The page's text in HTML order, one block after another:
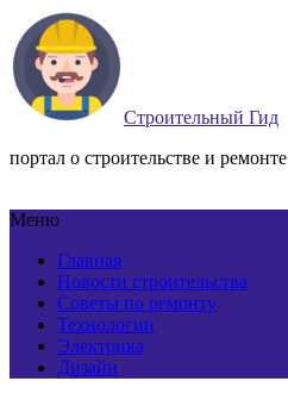
Строительный Гид
портал о строительстве и ремонте
Меню
Главная
Новости строительства
Советы по ремонту
Технологии
Электрика
Дизайн